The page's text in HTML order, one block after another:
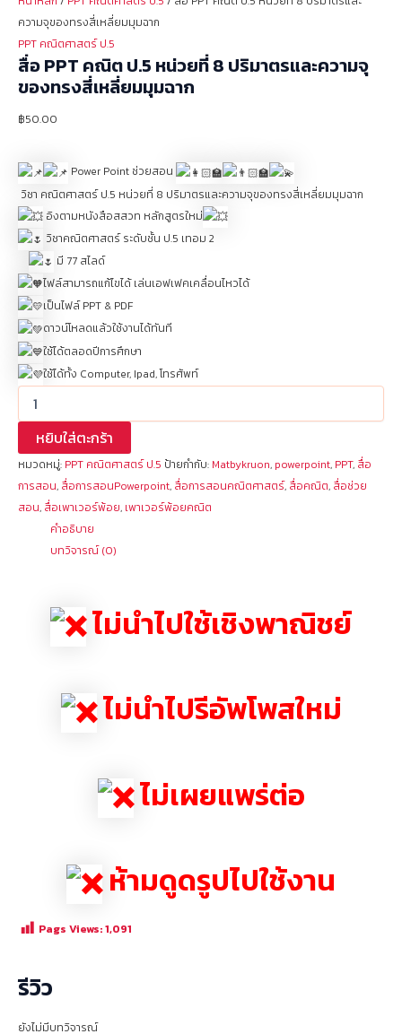
ความจุของทรงสี่เหลี่ยมมุมฉาก
PPT คณิตศาสตร์ ป.5
สื่อ PPT คณิต ป.5 หน่วยที่ 8 ปริมาตรและความจุ
ของทรงสี่เหลี่ยมมุมฉาก
฿50.00
Power Point ช่วยสอน
วิชา คณิตศาสตร์ ป.5 หน่วยที่ 8 ปริมาตรและความจุของทรงสี่เหลี่ยมมุมฉาก
อิงตามหนังสือสสวท หลักสูตรใหม่
วิชาคณิตศาสตร์ ระดับชั้น ป.5 เทอม 2
มี 77 สไลด์
ไฟล์สามารถแก้ไขได้ เล่นเอฟเฟคเคลื่อนไหวได้
เป็นไฟล์ PPT & PDF
ดาวน์โหลดแล้วใช้งานได้ทันที
ใช้ได้ตลอดปีการศึกษา
ใช้ได้ทั้ง Computer, Ipad, โทรศัพท์
หยิบใส่ตะกร้า
หมวดหมู่: PPT คณิตศาสตร์ ป.5 ป้ายกำกับ: Matbykruon, powerpoint, PPT, สื่อ
การสอน, สื่อการสอนPowerpoint, สื่อการสอนคณิตศาสตร์, สื่อคณิต, สื่อช่วย
สอน, สื่อเพาเวอร์พ้อย, เพาเวอร์พ้อยคณิต
คำอธิบาย
บทวิจารณ์ (0)
ไม่นำไปใช้เชิงพาณิชย์
ไม่นำไปรีอัพโพสใหม่
ไม่เผยแพร่ต่อ
ห้ามดูดรูปไปใช้งาน
Pags Views:1,091
รีวิว
ยังไม่มีบทวิจารณ์